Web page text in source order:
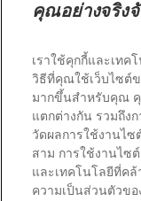
© 2026 บริษัท คอลเ
เงื่อนไขการใช้งาน
คุณอย่างจริงจั
เราใช้คุกกี้และเทค
วิธีที่คุณใช้เว็บไซต์
มากขึ้นสำหรับคุณ คุ
แตกต่างกัน รวมถึง
วัดผลการใช้งานไ
สาม การใช้งานไซ
และเทคโนโลยีที่ค
ความเป็นส่วนตัวขอ